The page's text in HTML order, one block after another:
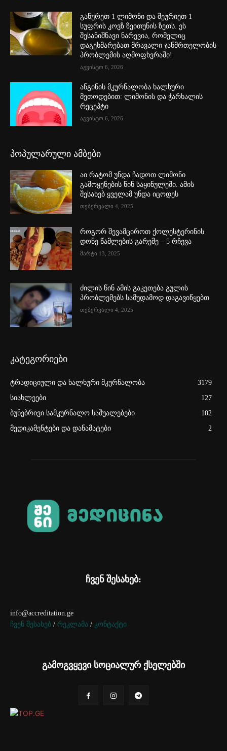
გაწურეთ 1 ლიმონი და შეურიეთ 1
სუფრის კოვზ ზეითუნის ზეთს. ეს
შესანიშნავი ნარევია, რომელიც
დაგეხმარებათ მრავალი ჯანმრთელობის
პრობლემის აღმოფხვრაში!
აგვისტო 6, 2026
ანგინის მკურნალობა ხალხური
მეთოდებით: ლიმონის და ჭარხალის
რეცეპტი
აგვისტო 6, 2026
პოპულარული ამბები
აი რატომ უნდა ჩადოთ ლიმონი
გამოყენების წინ საყინულეში. ამის
შესახებ ყველამ უნდა იცოდეს
თებერვალი 4, 2025
როგორ შევამციროთ ქოლესტერინის
დონე წამლების გარეშე – 5 რჩევა
მარტი 13, 2025
ძილის წინ ამის გაკეთება გულის
პრობლემებს სამუდამოდ დაგავიწყებთ
თებერვალი 4, 2025
კატეგორიები
ტრადიციული და ხალხური მკურნალობა
3179
სიახლეები
127
ბუნებრივი სამკურნალო საშუალებები
102
მედიკამენტები და დანამატები
2
ჩვენ შესახებ:
info@accreditation.ge
ჩვენ შესახებ / რეკლამა / კონტაქტი
გამოგვყევი სოციალურ ქსელებში